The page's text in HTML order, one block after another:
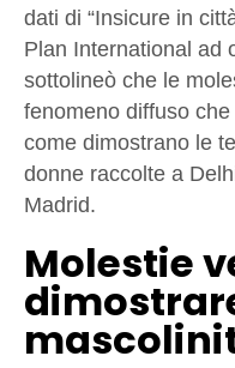
dati di “Insicure in
Plan International ad
sottolineò che le
fenomeno diffuso
come dimostrano le
donne raccolte a
Madrid.
Molestie